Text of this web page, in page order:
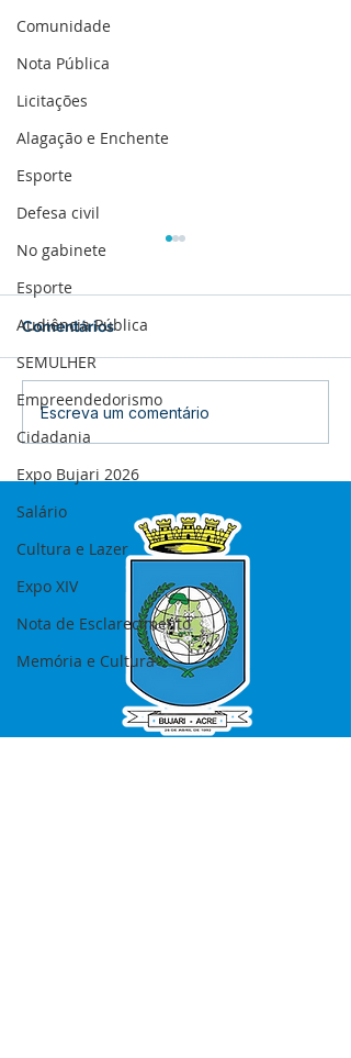
Comunidade
Nota Pública
Licitações
Alagação e Enchente
Esporte
Defesa civil
No gabinete
Esporte
Audiência Pública
SEMULHER
Empreendedorismo
Cidadania
Expo Bujari 2026
Salário
Cultura e Lazer
Expo XIV
Nota de Esclarecimento
Memória e Cultura
12 de junho: Feliz Dia
dos Namorados!
Comentários
Escreva um comentário